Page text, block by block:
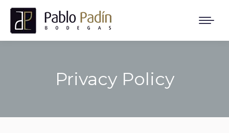
Privacy Policy